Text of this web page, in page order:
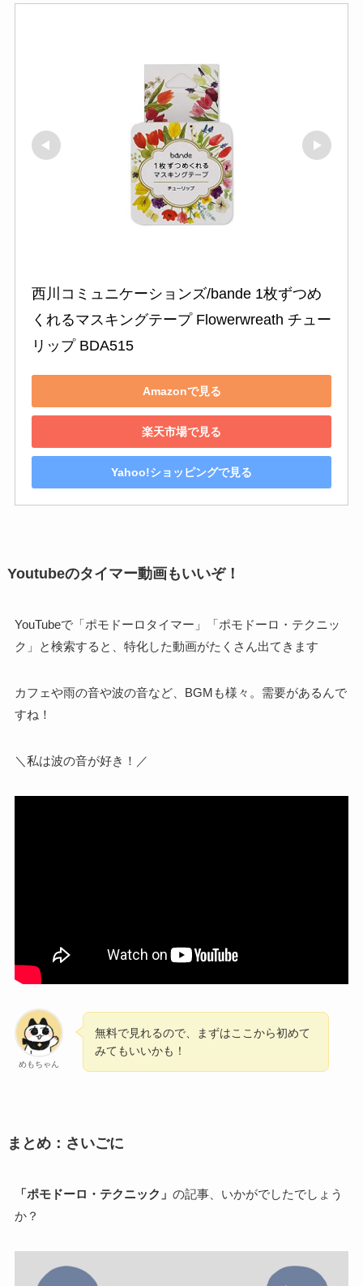
西川コミュニケーションズ/bande 1枚ずつめ
くれるマスキングテープ Flowerwreath チュー
リップ BDA515
Amazonで見る
楽天市場で見る
Yahoo!ショッピングで見る
Youtubeのタイマー動画もいいぞ！
YouTubeで「ポモドーロタイマー」「ポモドーロ・テクニッ
ク」と検索すると、特化した動画がたくさん出てきます
カフェや雨の音や波の音など、BGMも様々。需要があるんで
すね！
＼私は波の音が好き！／
めもちゃん
無料で見れるので、まずはここから初めて
みてもいいかも！
まとめ：さいごに
「ポモドーロ・テクニック」 の記事、いかがでしたでしょう
か？